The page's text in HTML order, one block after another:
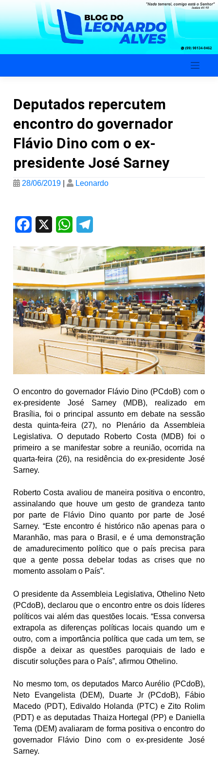
content
Deputados repercutem
encontro do governador
Flávio Dino com o ex-
presidente José Sarney
28/06/2019 | Leonardo
Facebook WhatsApp
O encontro do governador Flávio Dino (PCdoB) com o
ex-presidente José Sarney (MDB), realizado em
Brasília, foi o principal assunto em debate na sessão
desta quinta-feira (27), no Plenário da Assembleia
Legislativa. O deputado Roberto Costa (MDB) foi o
primeiro a se manifestar sobre a reunião, ocorrida na
quarta-feira (26), na residência do ex-presidente José
Sarney.
Roberto Costa avaliou de maneira positiva o encontro,
assinalando que houve um gesto de grandeza tanto
por parte de Flávio Dino quanto por parte de José
Sarney. “Este encontro é histórico não apenas para o
Maranhão, mas para o Brasil, e é uma demonstração
de amadurecimento político que o país precisa para
que a gente possa debelar todas as crises que no
momento assolam o País”.
O presidente da Assembleia Legislativa, Othelino Neto
(PCdoB), declarou que o encontro entre os dois líderes
políticos vai além das questões locais. “Essa conversa
extrapola as diferenças políticas locais quando um e
outro, com a importância política que cada um tem, se
dispõe a deixar as questões paroquiais de lado e
discutir soluções para o País”, afirmou Othelino.
No mesmo tom, os deputados Marco Aurélio (PCdoB),
Neto Evangelista (DEM), Duarte Jr (PCdoB), Fábio
Macedo (PDT), Edivaldo Holanda (PTC) e Zito Rolim
(PDT) e as deputadas Thaiza Hortegal (PP) e Daniella
Tema (DEM) avaliaram de forma positiva o encontro do
governador Flávio Dino com o ex-presidente José
Sarney.